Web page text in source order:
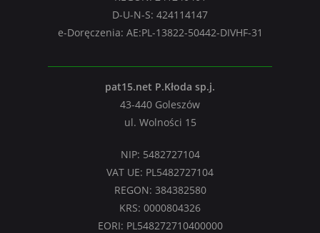
D-U-N-S: 424114147
e-Doręczenia: AE:PL-13822-50442-DIVHF-31
pat15.net P.Kłoda sp.j.
43-440 Goleszów
ul. Wolności 15
NIP: 5482727104
VAT UE: PL5482727104
REGON: 384382580
KRS: 0000804326
EORI: PL548272710400000